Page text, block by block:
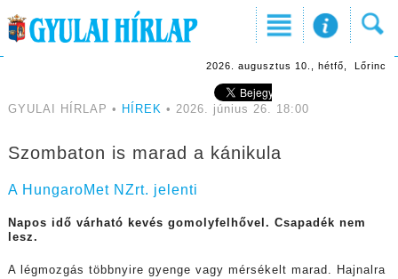
2026. augusztus 10., hétfő, Lőrinc
GYULAI HÍRLAP • HÍREK • 2026. június 26. 18:00
Szombaton is marad a kánikula
A HungaroMet NZrt. jelenti
Napos idő várható kevés gomolyfelhővel. Csapadék nem
lesz.
A légmozgás többnyire gyenge vagy mérsékelt marad. Hajnalra